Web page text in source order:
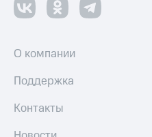
О компании
Поддержка
Контакты